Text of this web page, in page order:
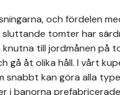
och fördelen
tomter har
till jordmånen på
gå åt olika håll. I vårt
snabbt kan göra alla
i banorna